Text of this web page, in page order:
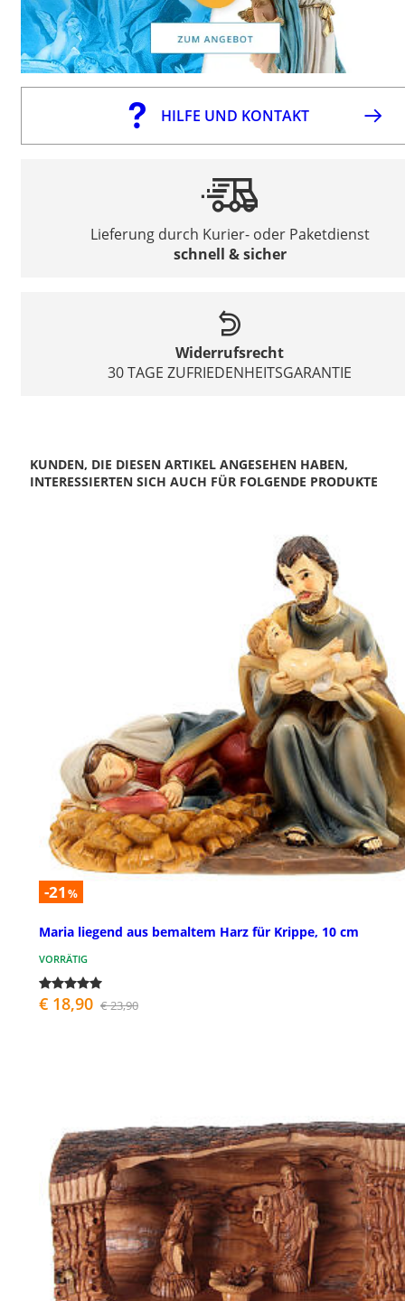
HILFE UND KONTAKT
Lieferung durch Kurier- oder Paketdienst
schnell & sicher
Widerrufsrecht
30 TAGE ZUFRIEDENHEITSGARANTIE
KUNDEN, DIE DIESEN ARTIKEL ANGESEHEN HABEN,
INTERESSIERTEN SICH AUCH FÜR FOLGENDE PRODUKTE
-21 %
Maria liegend aus bemaltem Harz für Krippe, 10 cm
VORRÄTIG
€ 18,90 € 23,90